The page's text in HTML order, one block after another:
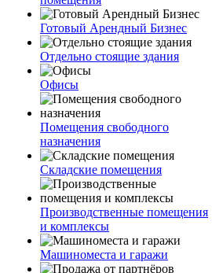
Готовый Арендный Бизнес
Отдельно стоящие здания
Офисы
Помещения свободного
назначения
Складские помещения
Производственные помещения
и комплексы
Машиноместа и гаражи